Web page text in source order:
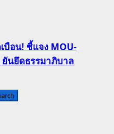
บือน! ชี้แจง MOU-
นยึดธรรมาภิบาล